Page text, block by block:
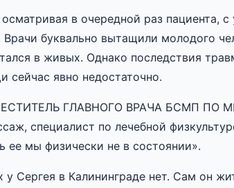
в очередной раз пациента,
буквально вытащили молодого
в живых. Однако последствия
сейчас явно недостаточно.
ГЛАВНОГО ВРАЧА БСМП ПО
специалист по лечебной
ее мы физически не в состоянии».
у Сергея в Калининграде нет. Сам он